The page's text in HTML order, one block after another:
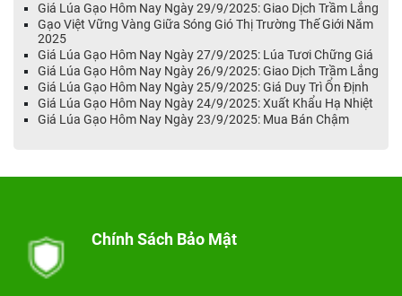
Giá Lúa Gạo Hôm Nay Ngày 29/9/2025: Giao Dịch Trầm Lắng
Gạo Việt Vững Vàng Giữa Sóng Gió Thị Trường Thế Giới Năm
2025
Giá Lúa Gạo Hôm Nay Ngày 27/9/2025: Lúa Tươi Chững Giá
Giá Lúa Gạo Hôm Nay Ngày 26/9/2025: Giao Dịch Trầm Lắng
Giá Lúa Gạo Hôm Nay Ngày 25/9/2025: Giá Duy Trì Ổn Định
Giá Lúa Gạo Hôm Nay Ngày 24/9/2025: Xuất Khẩu Hạ Nhiệt
Giá Lúa Gạo Hôm Nay Ngày 23/9/2025: Mua Bán Chậm
Chính Sách Bảo Mật